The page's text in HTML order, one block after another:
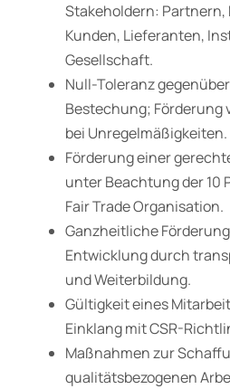
Stakeholdern:
Kunden, Lieferanten,
Gesellschaft.
Null-Toleranz
Bestechung; Förderung
bei Unregelmäßigkeiten.
Förderung einer
unter Beachtung der 10
Fair Trade Organisation.
Ganzheitliche
Entwicklung durch
und Weiterbildung.
Gültigkeit eines
Einklang mit CSR-
Maßnahmen zur
qualitätsbezogenen